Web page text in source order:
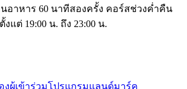
อาหาร 60 นาทีสองครั้ง คอร์สช่วงค่ำคืน
แต่ 19:00 น. ถึง 23:00 น.